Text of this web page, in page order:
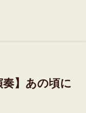
奏】あの頃に